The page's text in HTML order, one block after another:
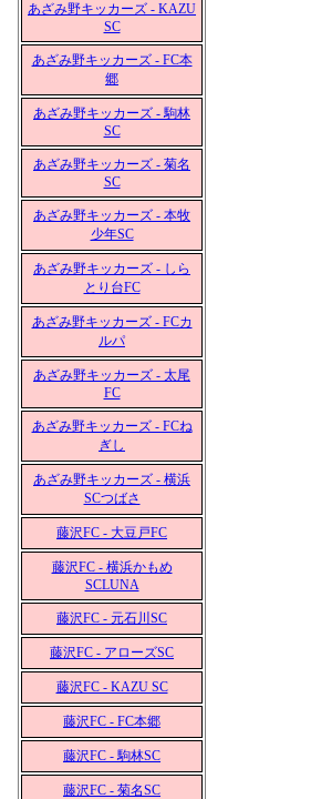
あざみ野キッカーズ - KAZU
SC
あざみ野キッカーズ - FC本
郷
あざみ野キッカーズ - 駒林
SC
あざみ野キッカーズ - 菊名
SC
あざみ野キッカーズ - 本牧
少年SC
あざみ野キッカーズ - しら
とり台FC
あざみ野キッカーズ - FCカ
ルパ
あざみ野キッカーズ - 太尾
FC
あざみ野キッカーズ - FCね
ぎし
あざみ野キッカーズ - 横浜
SCつばさ
藤沢FC - 大豆戸FC
藤沢FC - 横浜かもめ
SCLUNA
藤沢FC - 元石川SC
藤沢FC - アローズSC
藤沢FC - KAZU SC
藤沢FC - FC本郷
藤沢FC - 駒林SC
藤沢FC - 菊名SC